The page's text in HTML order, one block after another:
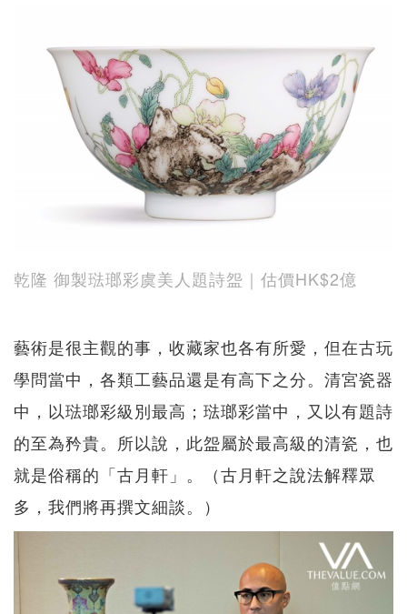
乾隆 御製琺瑯彩虞美人題詩盌｜估價HK$2億
藝術是很主觀的事，收藏家也各有所愛，但在古玩
學問當中，各類工藝品還是有高下之分。清宮瓷器
中，以琺瑯彩級別最高；琺瑯彩當中，又以有題詩
的至為矜貴。所以說，此盌屬於最高級的清瓷，也
就是俗稱的「古月軒」。（古月軒之說法解釋眾
多，我們將再撰文細談。）